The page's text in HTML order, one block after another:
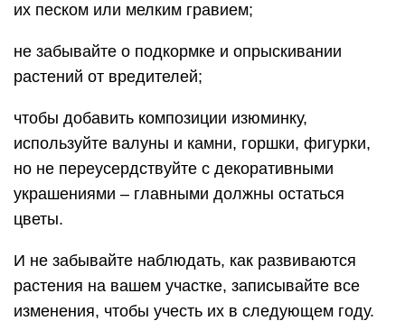
их песком или мелким гравием;
не забывайте о подкормке и опрыскивании
растений от вредителей;
чтобы добавить композиции изюминку,
используйте валуны и камни, горшки, фигурки,
но не переусердствуйте с декоративными
украшениями – главными должны остаться
цветы.
И не забывайте наблюдать, как развиваются
растения на вашем участке, записывайте все
изменения, чтобы учесть их в следующем году.